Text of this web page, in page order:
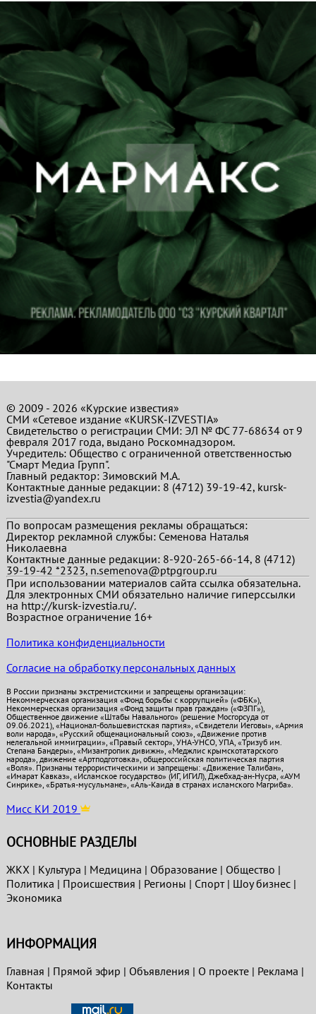
© 2009 - 2026 «Курские известия»
СМИ «Сетевое издание «KURSK-IZVESTIA»
Свидетельство о регистрации СМИ: ЭЛ № ФС 77-68634 от 9
февраля 2017 года, выдано Роскомнадзором.
Учредитель: Общество с ограниченной ответственностью
"Смарт Медиа Групп".
Главный редактор:Зимовский М.А.
Контактные данные редакции: 8 (4712) 39-19-42, kursk-
izvestia@yandex.ru
По вопросам размещения рекламы обращаться:
Директор рекламной службы: Семенова Наталья
Николаевна
Контактные данные редакции: 8-920-265-66-14, 8 (4712)
39-19-42 *2323, n.semenova@ptpgroup.ru
При использовании материалов сайта ссылка обязательна.
Для электронных СМИ обязательно наличие гиперссылки
на http://kursk-izvestia.ru/.
Возрастное ограничение 16+
Политика конфиденциальности
Согласие на обработку персональных данных
В России признаны экстремистскими и запрещены организации:
Некоммерческая организация «Фонд борьбы с коррупцией» («ФБК»),
Некоммерческая организация «Фонд защиты прав граждан» («ФЗПГ»),
Общественное движение «Штабы Навального» (решение Мосгорсуда от
09.06.2021), «Национал-большевистская партия», «Свидетели Иеговы», «Армия
воли народа», «Русский общенациональный союз», «Движение против
нелегальной иммиграции», «Правый сектор», УНА-УНСО, УПА, «Тризуб им.
Степана Бандеры», «Мизантропик дивижн», «Меджлис крымскотатарского
народа», движение «Артподготовка», общероссийская политическая партия
«Воля». Признаны террористическими и запрещены: «Движение Талибан»,
«Имарат Кавказ», «Исламское государство» (ИГ, ИГИЛ), Джебхад-ан-Нусра, «АУМ
Синрике», «Братья-мусульмане», «Аль-Каида в странах исламского Магриба».
Мисс КИ 2019
ОСНОВНЫЕ РАЗДЕЛЫ
ЖКХ | Культура | Медицина | Образование| Общество |
Политика | Проиcшествия | Регионы | Спорт| Шоу бизнес|
Экономика
ИНФОРМАЦИЯ
Главная | Прямой эфир | Объявления | О проекте| Реклама |
Контакты